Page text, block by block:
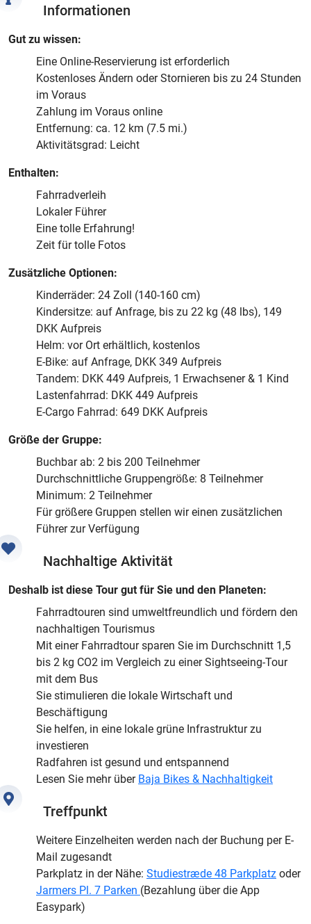
Informationen
Gut zu wissen:
Eine Online-Reservierung ist erforderlich
Kostenloses Ändern oder Stornieren bis zu 24 Stunden
im Voraus
Zahlung im Voraus online
Entfernung: ca. 12 km (7.5 mi.)
Aktivitätsgrad: Leicht
Enthalten:
Fahrradverleih
Lokaler Führer
Eine tolle Erfahrung!
Zeit für tolle Fotos
Zusätzliche Optionen:
Kinderräder: 24 Zoll (140-160 cm)
Kindersitze: auf Anfrage, bis zu 22 kg (48 lbs), 149
DKK Aufpreis
Helm: vor Ort erhältlich, kostenlos
E-Bike: auf Anfrage, DKK 349 Aufpreis
Tandem: DKK 449 Aufpreis, 1 Erwachsener & 1 Kind
Lastenfahrrad: DKK 449 Aufpreis
E-Cargo Fahrrad: 649 DKK Aufpreis
Größe der Gruppe:
Buchbar ab: 2 bis 200 Teilnehmer
Durchschnittliche Gruppengröße: 8 Teilnehmer
Minimum: 2 Teilnehmer
Für größere Gruppen stellen wir einen zusätzlichen
Führer zur Verfügung
Nachhaltige Aktivität
Deshalb ist diese Tour gut für Sie und den Planeten:
Fahrradtouren sind umweltfreundlich und fördern den
nachhaltigen Tourismus
Mit einer Fahrradtour sparen Sie im Durchschnitt 1,5
bis 2 kg CO2 im Vergleich zu einer Sightseeing-Tour
mit dem Bus
Sie stimulieren die lokale Wirtschaft und
Beschäftigung
Sie helfen, in eine lokale grüne Infrastruktur zu
investieren
Radfahren ist gesund und entspannend
Lesen Sie mehr über Baja Bikes & Nachhaltigkeit
Treffpunkt
Weitere Einzelheiten werden nach der Buchung per E-
Mail zugesandt
Parkplatz in der Nähe: Studiestræde 48 Parkplatz oder
Jarmers Pl. 7 Parken (Bezahlung über die App
Easypark)